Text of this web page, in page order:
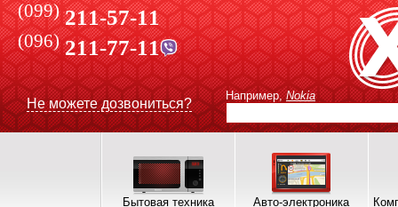
(099) 211-57-11
(096)211-77-11
Не можете дозвониться?
Например, Nokia
Бытовая техника Авто-электроника